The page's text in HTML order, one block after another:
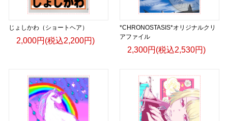
じょしかわ（ショートヘア）
2,000円(税込2,200円)
*CHRONOSTASIS*オリジナルクリ
アファイル
2,300円(税込2,530円)